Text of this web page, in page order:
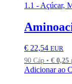
1.1 - Açúcar,
€ 22,54 EUR
90 Cáp • € 0,25
Adicionar ao